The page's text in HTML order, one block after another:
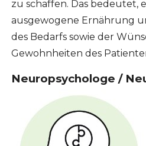
zu schaffen. Das bedeutet,
ausgewogene Ernährung
des Bedarfs sowie der
Gewohnheiten des
Neuropsychologe /